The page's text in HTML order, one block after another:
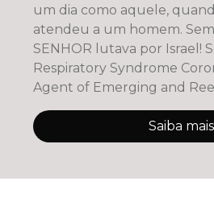
um dia como aquele, quando o
atendeu a um homem.
SENHOR lutava por Israel! Severe Acute
Respiratory Syndrome Coronavirus as an
Agent of Emerging and
Saiba mais